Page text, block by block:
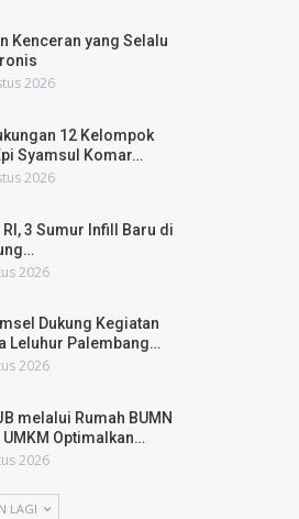
Kenceran yang Selalu
2026
12 Kelompok
Syamsul Komar…
2026
3 Sumur Infill Baru di
2026
Dukung Kegiatan
Leluhur Palembang…
2026
melalui Rumah BUMN
Optimalkan…
2026
LAGI